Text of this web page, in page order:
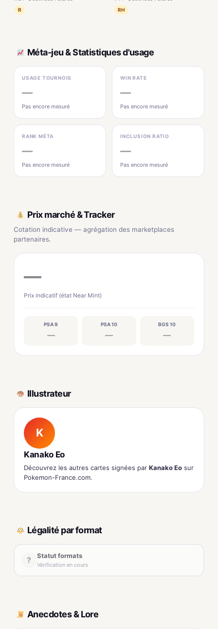
R RH
Méta-jeu & Statistiques d'usage
USAGE TOURNOIS
—
Pas encore mesuré
WIN RATE
—
Pas encore mesuré
RANK MÉTA
—
Pas encore mesuré
INCLUSION RATIO
—
Pas encore mesuré
Prix marché & Tracker
Cotation indicative — agrégation des marketplaces
partenaires.
—
Prix indicatif (état Near Mint)
PSA 9
—
PSA 10
—
BGS 10
—
Illustrateur
K
Kanako Eo
Découvrez les autres cartes signées par Kanako Eo sur
Pokemon-France.com.
Légalité par format
? Statut formats
Vérification en cours
Anecdotes & Lore